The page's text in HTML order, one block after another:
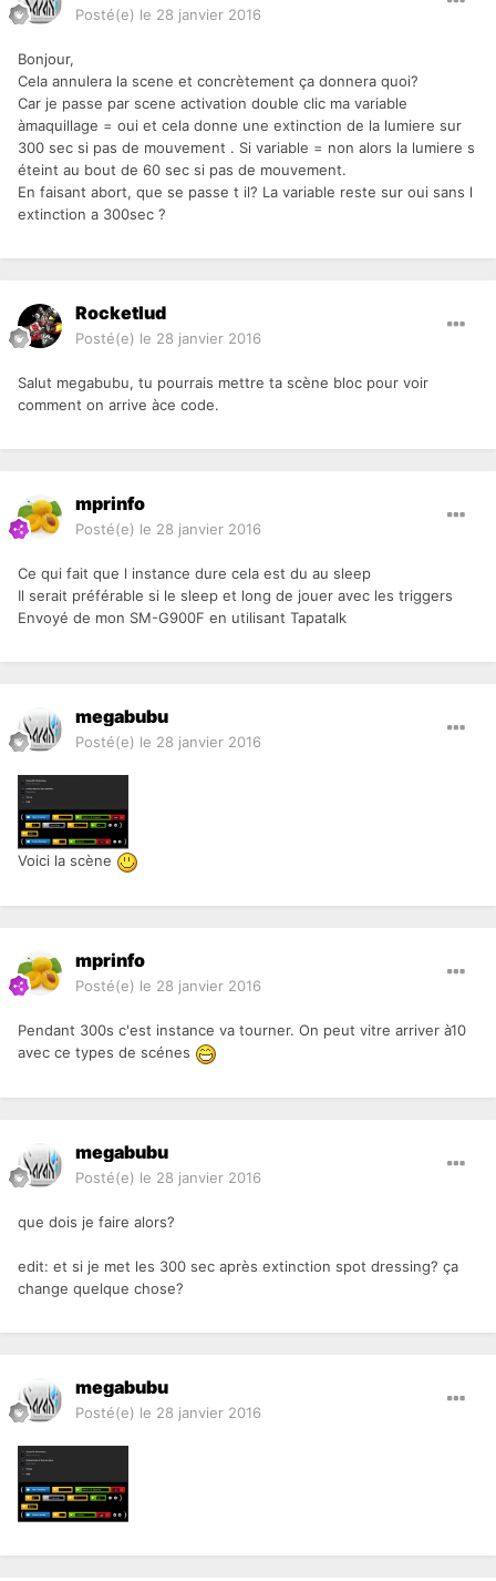
Posté(e) le 28 janvier 2016
Bonjour,
Cela annulera la scene et concrètement ça donnera quoi?
Car je passe par scene activation double clic ma variable
àmaquillage = oui et cela donne une extinction de la lumiere sur
300 sec si pas de mouvement . Si variable = non alors la lumiere s
éteint au bout de 60 sec si pas de mouvement.
En faisant abort, que se passe t il? La variable reste sur oui sans l
extinction a 300sec ?
Rocketlud
Posté(e) le 28 janvier 2016
Salut megabubu, tu pourrais mettre ta scène bloc pour voir
comment on arrive àce code.
mprinfo
Posté(e) le 28 janvier 2016
Ce qui fait que l instance dure cela est du au sleep
Il serait préférable si le sleep et long de jouer avec les triggers
Envoyé de mon SM-G900F en utilisant Tapatalk
megabubu
Posté(e) le 28 janvier 2016
Voici la scène
mprinfo
Posté(e) le 28 janvier 2016
Pendant 300s c'est instance va tourner. On peut vitre arriver à10
avec ce types de scénes
megabubu
Posté(e) le 28 janvier 2016
que dois je faire alors?
edit: et si je met les 300 sec après extinction spot dressing? ça
change quelque chose?
megabubu
Posté(e) le 28 janvier 2016